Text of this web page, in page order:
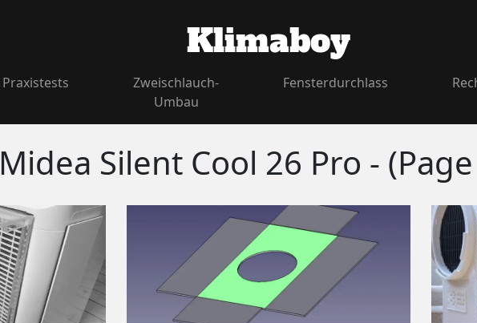
Klimaboy
Praxistests
Zweischlauch-
Umbau
Fensterdurchlass
Midea Silent Cool 26 Pro -